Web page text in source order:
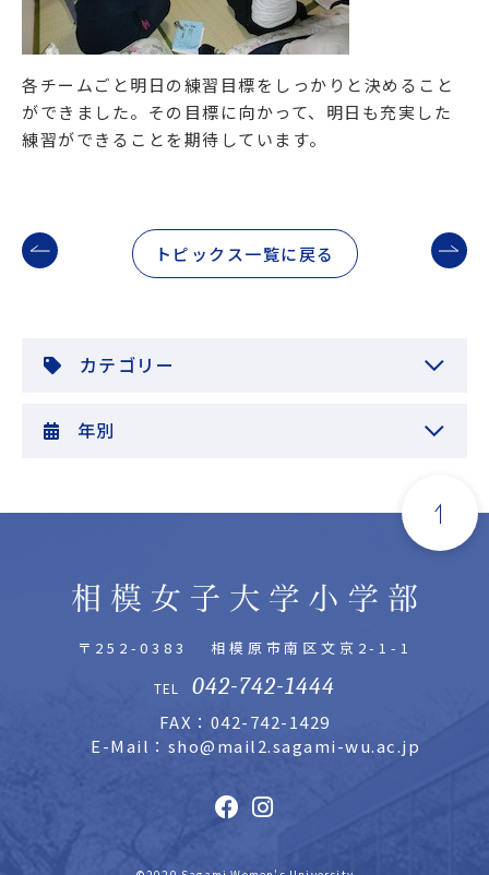
各チームごと明日の練習目標をしっかりと決めること
ができました。その目標に向かって、明日も充実した
練習ができることを期待しています。
トピックス一覧に戻る
カテゴリー
年別
〒252-0383 相模原市南区文京2-1-1
TEL 042-742-1444
FAX：042-742-1429
E-Mail：sho@mail2.sagami-wu.ac.jp